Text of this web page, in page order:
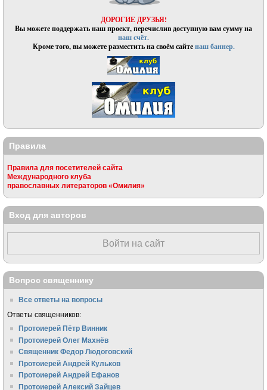
ДОРОГИЕ ДРУЗЬЯ!
Вы можете поддержать наш проект, перечислив доступную вам сумму на
наш счёт.
Кроме того, вы можете разместить на своём сайтенаш баннер.
Правила
Правила для посетителей сайта
Международного клуба
православных литераторов «Омилия»
Вход для авторов
Войти на сайт
Вопрос священнику
Все ответы на вопросы
Ответы священников:
Протоиерей Пётр Винник
Протоиерей Олег Махнёв
Священник Федор Людоговский
Протоиерей Андрей Кульков
Протоиерей Андрей Ефанов
Протоиерей Алексий Зайцев